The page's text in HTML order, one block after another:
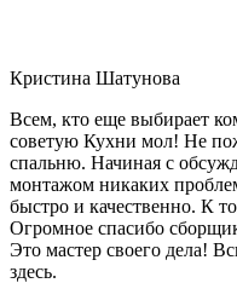
Кристина Шатунова
Всем, кто еще выбирает
советую Кухни мол! Не
спальню. Начиная с
монтажом никаких
быстро и качественно. К
Огромное спасибо
Это мастер своего дела!
здесь.